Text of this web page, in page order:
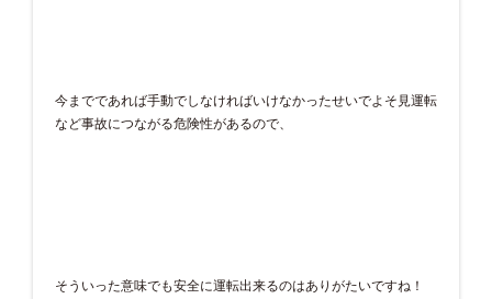
今までであれば手動でしなければいけなかったせいでよそ見運転
など事故につながる危険性があるので、
そういった意味でも安全に運転出来るのはありがたいですね！